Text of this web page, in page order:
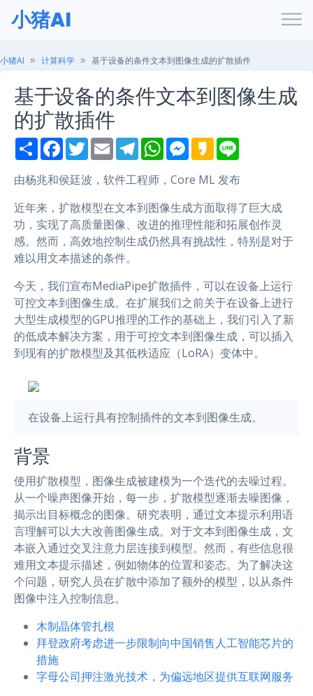
小猪AI
小猪AI 计算科学 基于设备的条件文本到图像生成的扩散插件
基于设备的条件文本到图像生成
的扩散插件
S
h
r
e
F
a
e
b
o
o
k
T
w
t
t
e
r
E
m
i
l
T
e
e
g
r
a
m
W
h
s
A
p
p
M
e
s
e
n
g
e
r
K
a
a
o
e
由杨兆和侯廷波，软件工程师，Core ML 发布
近年来，扩散模型在文本到图像生成方面取得了巨大成
功，实现了高质量图像、改进的推理性能和拓展创作灵
感。然而，高效地控制生成仍然具有挑战性，特别是对于
难以用文本描述的条件。
今天，我们宣布MediaPipe扩散插件，可以在设备上运行
可控文本到图像生成。在扩展我们之前关于在设备上进行
大型生成模型的GPU推理的工作的基础上，我们引入了新
的低成本解决方案，用于可控文本到图像生成，可以插入
到现有的扩散模型及其低秩适应（LoRA）变体中。
在设备上运行具有控制插件的文本到图像生成。
背景
使用扩散模型，图像生成被建模为一个迭代的去噪过程。
从一个噪声图像开始，每一步，扩散模型逐渐去噪图像，
揭示出目标概念的图像。研究表明，通过文本提示利用语
言理解可以大大改善图像生成。对于文本到图像生成，文
本嵌入通过交叉注意力层连接到模型。然而，有些信息很
难用文本提示描述，例如物体的位置和姿态。为了解决这
个问题，研究人员在扩散中添加了额外的模型，以从条件
图像中注入控制信息。
木制晶体管扎根
拜登政府考虑进一步限制向中国销售人工智能芯片的
措施
字母公司押注激光技术，为偏远地区提供互联网服务